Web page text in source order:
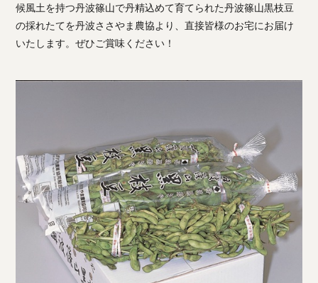
候風土を持つ丹波篠山で丹精込めて育てられた丹波篠山黒枝豆
の採れたてを丹波ささやま農協より、直接皆様のお宅にお届け
いたします。ぜひご賞味ください！